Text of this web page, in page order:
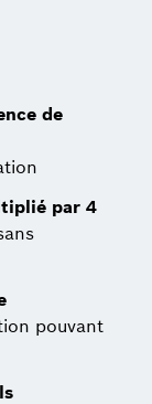
de
par 4
pouvant